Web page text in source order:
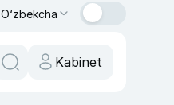
O‘zbekcha
Kabinet